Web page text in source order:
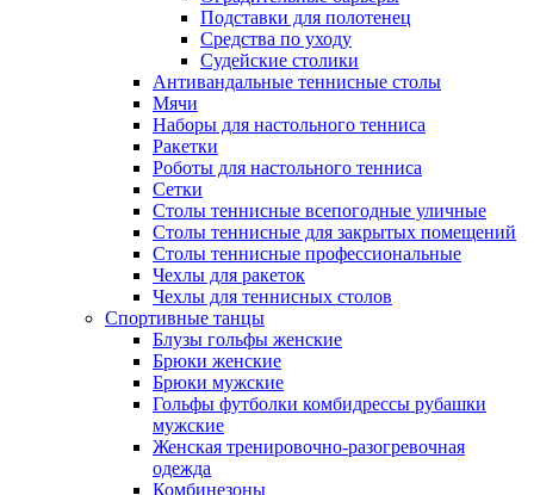
Подставки для полотенец
Средства по уходу
Судейские столики
Антивандальные теннисные столы
Мячи
Наборы для настольного тенниса
Ракетки
Роботы для настольного тенниса
Сетки
Столы теннисные всепогодные уличные
Столы теннисные для закрытых помещений
Столы теннисные профессиональные
Чехлы для ракеток
Чехлы для теннисных столов
Спортивные танцы
Блузы гольфы женские
Брюки женские
Брюки мужские
Гольфы футболки комбидрессы рубашки
мужские
Женская тренировочно-разогревочная
одежда
Комбинезоны